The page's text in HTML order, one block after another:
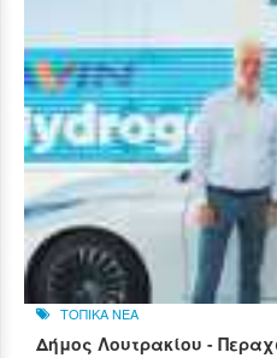
ΤΟΠΙΚΑ ΝΕΑ
Δήμος Λουτρακίου -